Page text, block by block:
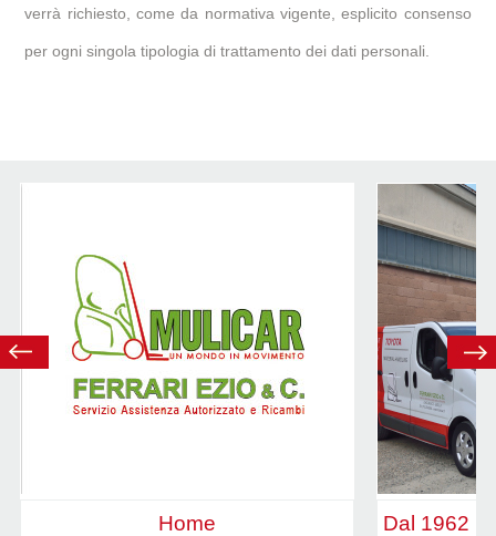
verrà richiesto, come da normativa vigente, esplicito consenso
per ogni singola tipologia di trattamento dei dati personali.
Home Dal 1962